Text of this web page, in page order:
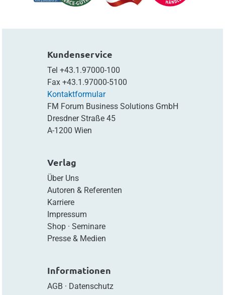
Kundenservice
Tel +43.1.97000-100
Fax +43.1.97000-5100
Kontaktformular
FM Forum Business Solutions GmbH
Dresdner Straße 45
A-1200 Wien
Verlag
Über Uns
Autoren & Referenten
Karriere
Impressum
Shop· Seminare
Presse & Medien
Informationen
AGB · Datenschutz